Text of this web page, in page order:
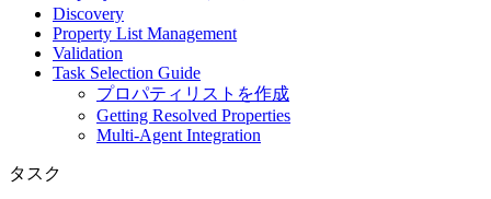
Discovery
Property List Management
Validation
Task Selection Guide
プロパティリストを作成
Getting Resolved Properties
Multi-Agent Integration
タスク